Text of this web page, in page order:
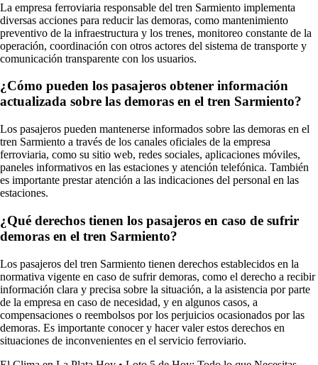
La empresa ferroviaria responsable del tren Sarmiento implementa
diversas acciones para reducir las demoras, como mantenimiento
preventivo de la infraestructura y los trenes, monitoreo constante de la
operación, coordinación con otros actores del sistema de transporte y
comunicación transparente con los usuarios.
¿Cómo pueden los pasajeros obtener información
actualizada sobre las demoras en el tren Sarmiento?
Los pasajeros pueden mantenerse informados sobre las demoras en el
tren Sarmiento a través de los canales oficiales de la empresa
ferroviaria, como su sitio web, redes sociales, aplicaciones móviles,
paneles informativos en las estaciones y atención telefónica. También
es importante prestar atención a las indicaciones del personal en las
estaciones.
¿Qué derechos tienen los pasajeros en caso de sufrir
demoras en el tren Sarmiento?
Los pasajeros del tren Sarmiento tienen derechos establecidos en la
normativa vigente en caso de sufrir demoras, como el derecho a recibir
información clara y precisa sobre la situación, a la asistencia por parte
de la empresa en caso de necesidad, y en algunos casos, a
compensaciones o reembolsos por los perjuicios ocasionados por las
demoras. Es importante conocer y hacer valer estos derechos en
situaciones de inconvenientes en el servicio ferroviario.